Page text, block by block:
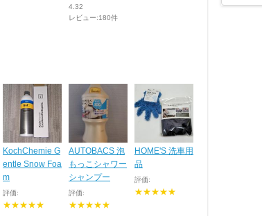
4.32
レビュー:180件
KochChemie G
entle Snow Foa
m
評価:
★★★★★
AUTOBACS 泡
もっこシャワー
シャンプー
評価:
★★★★★
HOME'S 洗車用
品
評価:
★★★★★